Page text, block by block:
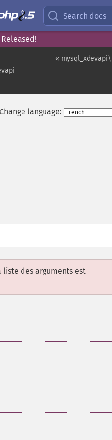
Search docs
Released!
«
Change language:
des arguments est